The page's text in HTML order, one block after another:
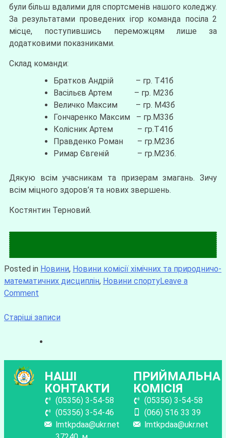
були більш вдалими для спортсменів нашого коледжу.
За результатами проведених ігор команда посіла 2
місце, поступившись переможцям лише за
додатковими показниками.
Склад команди:
Братков Андрій – гр. Т41б
Васільєв Артем – гр. М23б
Величко Максим – гр. М43б
Гончаренко Максим – гр.М33б
Колісник Артем – гр.Т41б
Правденко Роман – гр.М23б
Римар Євгеній – гр.М23б.
Дякую всім учасникам та призерам змагань. Зичу
всім міцного здоров’я та нових звершень.
Костянтин Терновий.
Posted in Новини, Новини комісії хімічних та природничо-
математичних дисциплін, Новини спортуLeave a
Comment
Старіші записи
НАШІ
КОНТАКТИ
(05356) 3-54-58
(05356) 3-54-46
lmtkpdaa@ukr.net
ПРИЙМАЛЬНА
КОМІСІЯ
(05356) 3-54-58
(066) 516 33 39
lmtkpdaa@ukr.net